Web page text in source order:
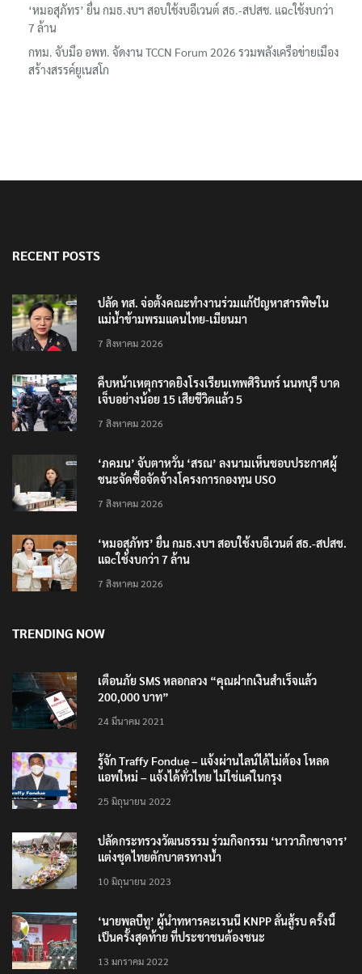
‘หมอสุภัทร’ ยื่น กมธ.งบฯ สอบใช้งบอีเวนต์ สธ.-สปสช. แฉcใช้งบกว่า
7 ล้าน
กทม. จับมือ อพท. จัดงาน TCCN Forum 2026 รวมพลังเครือข่ายเมือง
สร้างสรรค์ยูเนสโก
RECENT POSTS
ปลัด ทส. จ่อตั้งคณะทำงานร่วมแก้ปัญหาสารพิษใน
แม่น้ำข้ามพรมแดนไทย-เมียนมา
7 สิงหาคม 2026
คืบหน้าเหตุกราดยิงโรงเรียนเทพศิรินทร์ นนทบุรี บาด
เจ็บอย่างน้อย 15 เสียชีวิตแล้ว 5
7 สิงหาคม 2026
‘ภคมน’ จับตาหวั่น ‘สรณ’ ลงนามเห็นชอบประกาศผู้
ชนะจัดซื้อจัดจ้างโครงการกองทุน USO
7 สิงหาคม 2026
‘หมอสุภัทร’ ยื่น กมธ.งบฯ สอบใช้งบอีเวนต์ สธ.-สปสช.
แฉcใช้งบกว่า 7 ล้าน
7 สิงหาคม 2026
TRENDING NOW
เตือนภัย SMS หลอกลวง “คุณฝากเงินสำเร็จแล้ว
200,000 บาท”
24 มีนาคม 2021
รู้จัก Traffy Fondue – แจ้งผ่านไลน์ได้ไม่ต้อง โหลด
แอพใหม่ – แจ้งได้ทั่วไทย ไม่ใช่แค่ในกรุง
25 มิถุนายน 2022
ปลัดกระทรวงวัฒนธรรม ร่วมกิจกรรม ‘นาวาภิกขาจาร’
แต่งชุดไทยตักบาตรทางน้ำ
10 มิถุนายน 2023
‘นายพลบีทู’ ผู้นำทหารคะเรนนี KNPP ลั่นสู้รบ ครั้งนี้
เป็นครั้งสุดท้าย ที่ประชาชนต้องชนะ
13 มกราคม 2022